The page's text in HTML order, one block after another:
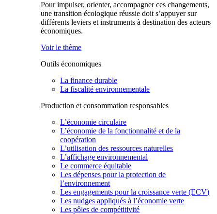
Pour impulser, orienter, accompagner ces changements,
une transition écologique réussie doit s’appuyer sur
différents leviers et instruments à destination des acteurs
économiques.
Voir le thème
Outils économiques
La finance durable
La fiscalité environnementale
Production et consommation responsables
L’économie circulaire
L’économie de la fonctionnalité et de la
coopération
L’utilisation des ressources naturelles
L’affichage environnemental
Le commerce équitable
Les dépenses pour la protection de
l’environnement
Les engagements pour la croissance verte (ECV)
Les nudges appliqués à l’économie verte
Les pôles de compétitivité